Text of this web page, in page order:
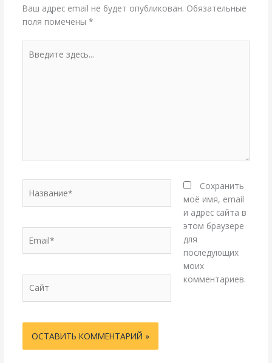
Ваш адрес email не будет опубликован. Обязательные
поля помечены *
здесь...
Сохранить
моё имя, email
и адрес сайта в
этом браузере
для
последующих
моих
комментариев.